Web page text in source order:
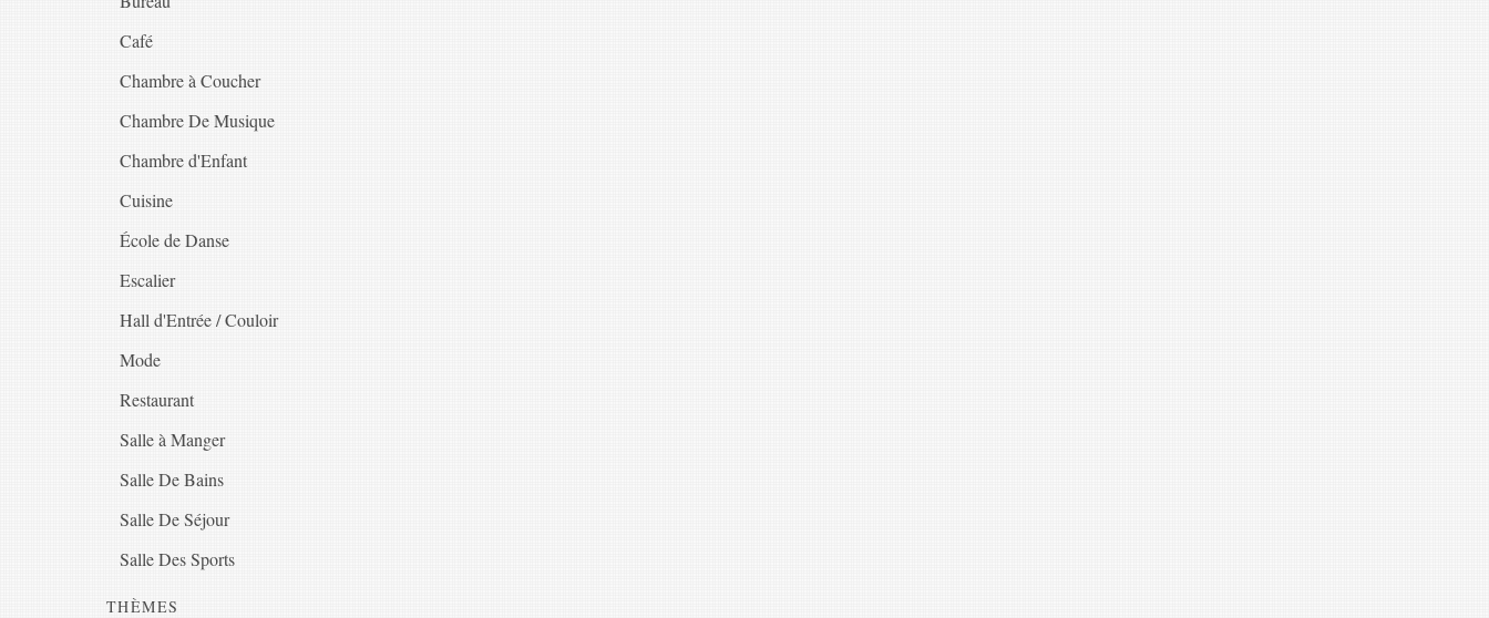
Café
Chambre à Coucher
Chambre De Musique
Chambre d'Enfant
Cuisine
École de Danse
Escalier
Hall d'Entrée / Couloir
Mode
Restaurant
Salle à Manger
Salle De Bains
Salle De Séjour
Salle Des Sports
THÈMES